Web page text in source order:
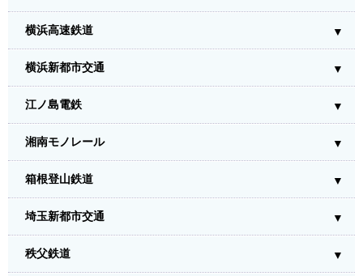
横浜高速鉄道
横浜新都市交通
江ノ島電鉄
湘南モノレール
箱根登山鉄道
埼玉新都市交通
秩父鉄道